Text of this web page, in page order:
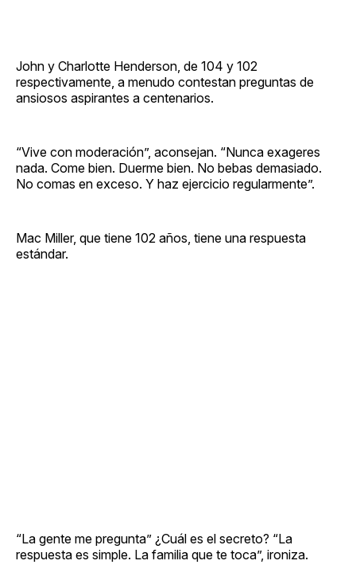
John y Charlotte Henderson, de 104 y 102
respectivamente, a menudo contestan preguntas de
ansiosos aspirantes a centenarios.
“Vive con moderación”, aconsejan. “Nunca exageres
nada. Come bien. Duerme bien. No bebas demasiado.
No comas en exceso. Y haz ejercicio regularmente”.
Mac Miller, que tiene 102 años, tiene una respuesta
estándar.
“La gente me pregunta” ¿Cuál es el secreto? “La
respuesta es simple. La familia que te toca”, ironiza.